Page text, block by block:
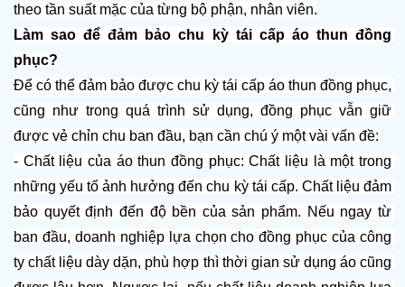
theo tần suất mặc của từng bộ phận, nhân viên.
Làm sao để đảm bảo chu kỳ tái cấp áo thun đồng
phục?
Để có thể đảm bảo được chu kỳ tái cấp áo thun đồng phục,
cũng như trong quá trình sử dụng, đồng phục vẫn giữ
được vẻ chỉn chu ban đầu, bạn cần chú ý một vài vấn đề:
- Chất liệu của áo thun đồng phục: Chất liệu là một trong
những yếu tố ảnh hưởng đến chu kỳ tái cấp. Chất liệu đảm
bảo quyết định đến độ bền của sản phẩm. Nếu ngay từ
ban đầu, doanh nghiệp lựa chọn cho đồng phục của công
ty chất liệu dày dặn, phù hợp thì thời gian sử dụng áo cũng